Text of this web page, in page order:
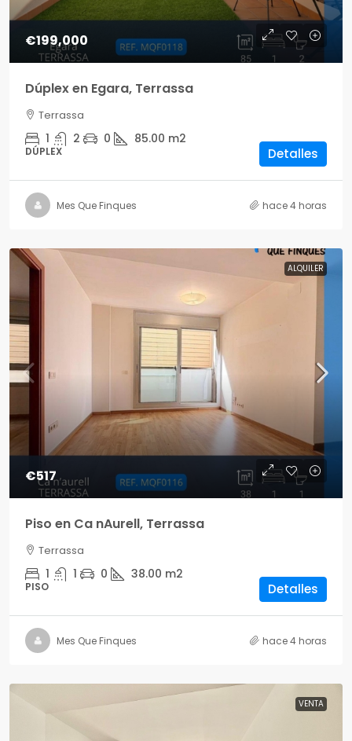
€199,000
Dúplex en Egara, Terrassa
Terrassa
1 2 0 85.00 m2
DÚPLEX Detalles
Mes Que Finques hace 4 horas
ALQUILER
€517
Piso en Ca nAurell, Terrassa
Terrassa
1 1 0 38.00 m2
PISO Detalles
Mes Que Finques hace 4 horas
VENTA